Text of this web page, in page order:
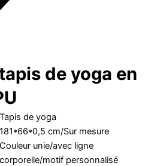
de yoga en
Tapis de yoga
181*66*0,5 cm/Sur mesure
Couleur unie/avec ligne
corporelle/motif personnalisé